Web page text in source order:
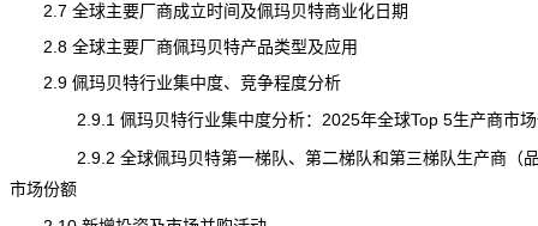
2.7 全球主要厂商成立时间及佩玛贝特商业化日期
2.8 全球主要厂商佩玛贝特产品类型及应用
2.9 佩玛贝特行业集中度、竞争程度分析
2.9.1 佩玛贝特行业集中度分析：2025年全球Top 5生产商市场
2.9.2 全球佩玛贝特第一梯队、第二梯队和第三梯队生产商（
市场份额